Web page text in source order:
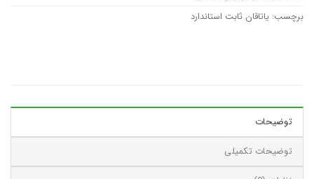
برچسب: یاتاقان ثابت استاندارد
توضیحات
توضیحات تکمیلی